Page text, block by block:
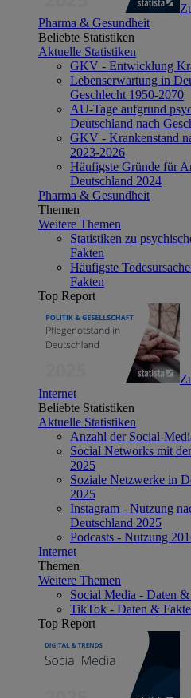
Pharma & Gesundheit
Beliebte Statistiken
Aktuelle Statistiken
GKV - Entwicklung
Lebenserwartung in
Geschlecht 1950-2070
AU-Tage aufgrund
Deutschland nach
GKV - Krankenstand
2023-2026
Häufigste Gründe für
Deutschland 2024
Pharma & Gesundheit
Themen
Weitere Themen
Statistiken zu
Fakten
Häufigste
Fakten
Top Report
Internet
Beliebte Statistiken
Aktuelle Statistiken
Anzahl der Social-
Social Networks mit
2025
Soziale Netzwerke in
2025
Instagram - Nutzung
Deutschland 2025
Podcasts - Nutzung
Internet
Themen
Weitere Themen
Social Media - Daten &
TikTok - Daten &
Top Report